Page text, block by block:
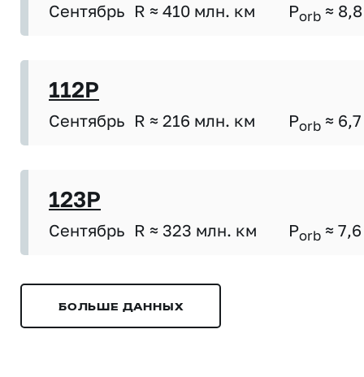
Сентябрь R ≈ 410 млн. км Porb ≈ 8,8
112P
Сентябрь R ≈ 216 млн. км Porb ≈ 6,7
123P
Сентябрь R ≈ 323 млн. км Porb ≈ 7,6
БОЛЬШЕ ДАННЫХ